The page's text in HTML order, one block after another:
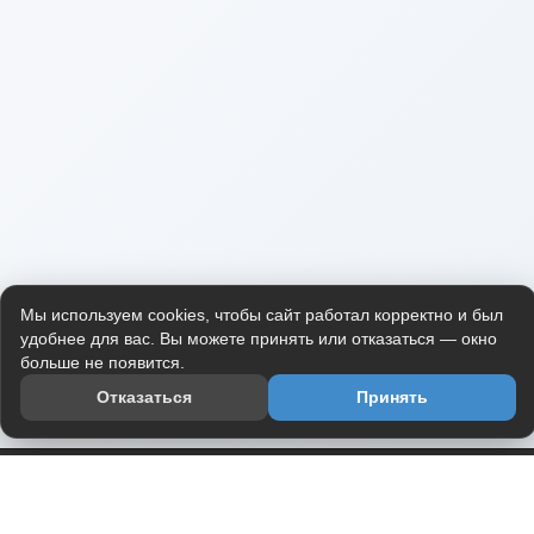
Мы используем cookies, чтобы сайт работал корректно и был
удобнее для вас. Вы можете принять или отказаться — окно
больше не появится.
Отказаться
Принять